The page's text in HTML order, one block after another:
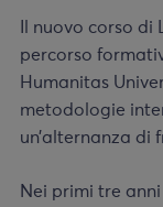
Il nuovo corso di
percorso
Humanitas
metodologie
un’alternanza di
Nei primi tre